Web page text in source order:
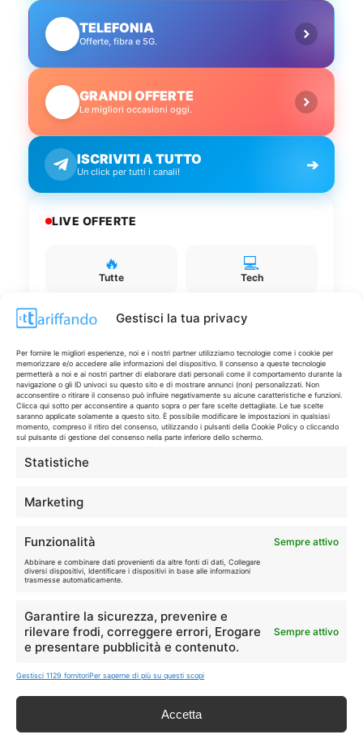
Gestisci la tua privacy
Per fornire le migliori esperienze, noi e i nostri partner utilizziamo tecnologie come i cookie per
memorizzare e/o accedere alle informazioni del dispositivo. Il consenso a queste tecnologie
permetterà a noi e ai nostri partner di elaborare dati personali come il comportamento durante la
navigazione o gli ID univoci su questo sito e di mostrare annunci (non) personalizzati. Non
acconsentire o ritirare il consenso può influire negativamente su alcune caratteristiche e funzioni.
Clicca qui sotto per acconsentire a quanto sopra o per fare scelte dettagliate. Le tue scelte
saranno applicate solamente a questo sito. È possibile modificare le impostazioni in qualsiasi
momento, compreso il ritiro del consenso, utilizzando i pulsanti della Cookie Policy o cliccando
sul pulsante di gestione del consenso nella parte inferiore dello schermo.
Statistiche
Marketing
Funzionalità Sempre attivo
Abbinare e combinare dati provenienti da altre fonti di dati, Collegare
diversi dispositivi, Identificare i dispositivi in base alle informazioni
trasmesse automaticamente.
Garantire la sicurezza, prevenire e
rilevare frodi, correggere errori, Erogare
e presentare pubblicità e contenuto.
Sempre attivo
Gestisci 1129 fornitoriPer saperne di più su questi scopi
Accetta
TELEFONIA
Offerte, fibra e 5G.
GRANDI OFFERTE
Le migliori occasioni oggi.
ISCRIVITI A TUTTO
Un click per tutti i canali! ➔
LIVE OFFERTE
🔥
Tutte
💻
Tech
🛒 👗
🏠
Casa
💎
Extra
Disclaimer
I marchi citati appartengono ai rispettivi proprietari. Le offerte
segnalate possono subire variazioni: verifica sempre le condizioni
sui siti ufficiali.
Info
In qualità di Affiliato Amazon ed eBay, Tariffando riceve un
guadagno dagli acquisti idonei.
Note Legali